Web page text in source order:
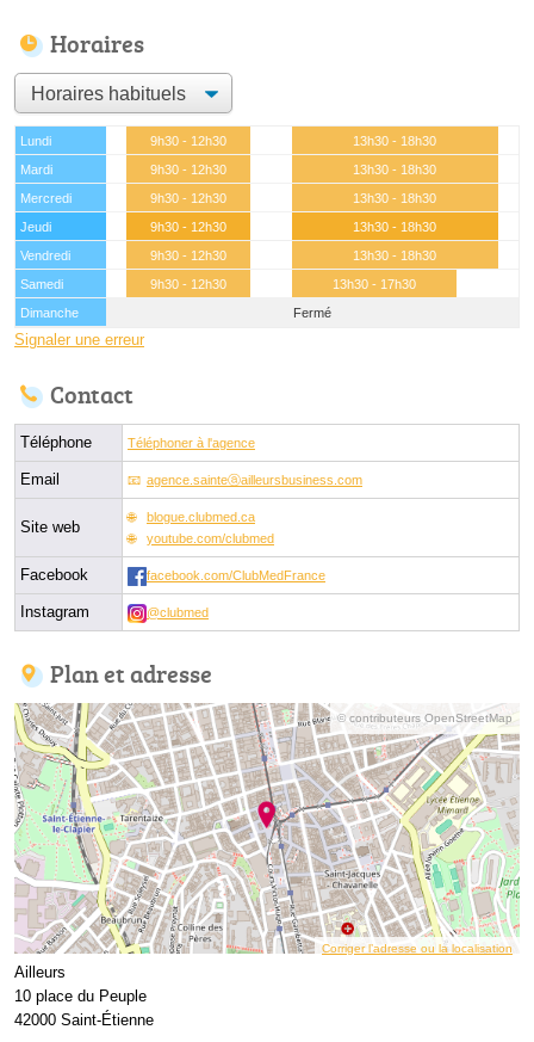
Horaires
Lundi 9h30 - 12h30
13h30 - 18h30
Mardi
9h30 - 12h30
13h30 - 18h30
Mercredi
9h30 - 12h30
13h30 - 18h30
Jeudi
9h30 - 12h30
13h30 - 18h30
Vendredi
9h30 - 12h30
13h30 - 18h30
Samedi
9h30 - 12h30
13h30 - 17h30
Dimanche
Fermé
Signaler une erreur
Contact
Téléphone Téléphoner à l'agence
Email agence.sainteⓐailleursbusiness.com
Site web
blogue.clubmed.ca
youtube.com/clubmed
Facebook facebook.com/ClubMedFrance
Instagram @clubmed
Plan et adresse
© contributeurs OpenStreetMap
Corriger l’adresse ou la localisation
Ailleurs
10 place du Peuple
42000 Saint-Étienne